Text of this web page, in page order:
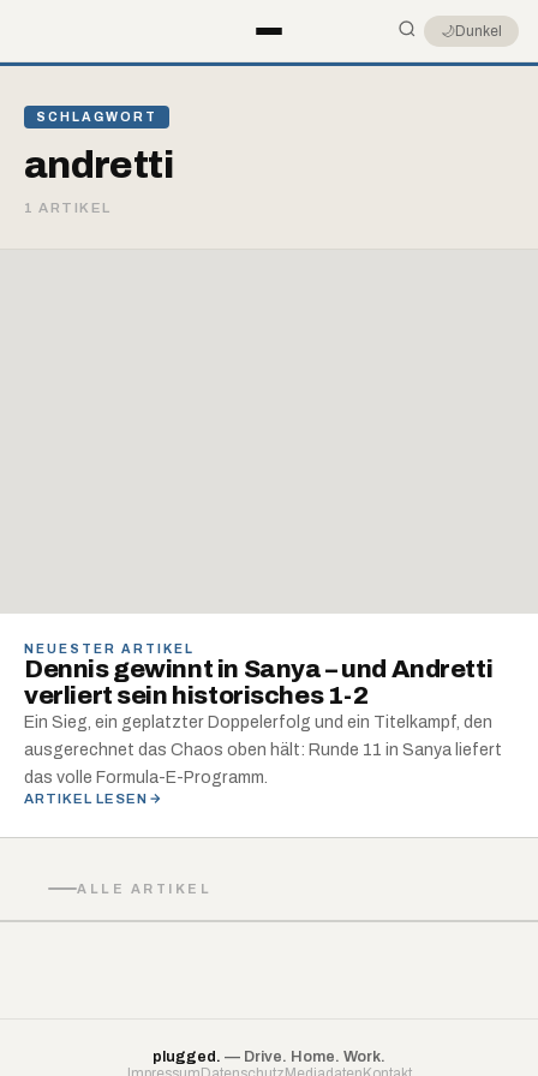
🌙Dunkel
SCHLAGWORT
andretti
1 ARTIKEL
NEUESTER ARTIKEL
Dennis gewinnt in Sanya – und Andretti
verliert sein historisches 1-2
Ein Sieg, ein geplatzter Doppelerfolg und ein Titelkampf, den
ausgerechnet das Chaos oben hält: Runde 11 in Sanya liefert
das volle Formula-E-Programm.
ARTIKEL LESEN
ALLE ARTIKEL
plugged. — Drive. Home. Work.